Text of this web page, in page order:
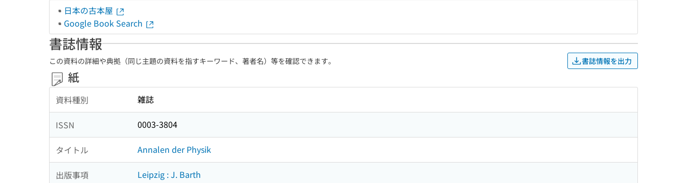
日本の古本屋
Google Book Search
書誌情報
この資料の詳細や典拠（同じ主題の資料を指すキーワード、著者名）等を確認できます。 書誌情報を出力
紙
資料種別 雑誌
ISSN 0003-3804
タイトル Annalen der Physik
出版事項 Leipzig : J. Barth